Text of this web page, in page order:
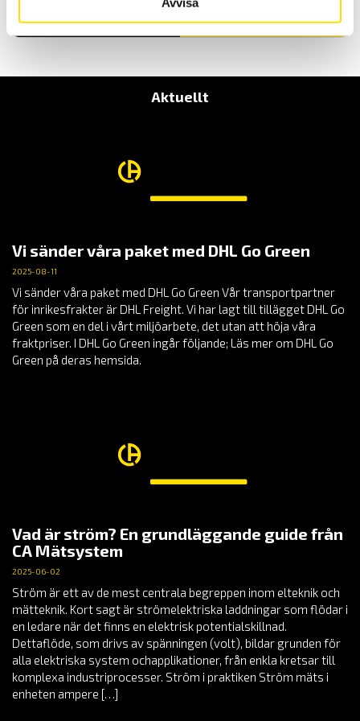
LÄS MER
Aktuellt
Vi sänder våra paket med DHL Go Green
2025-08-11
Vi sänder våra paket med DHL Go Green Vår transportpartner
för inrikesfrakter är DHL Freight. Vi har lagt till tillägget DHL Go
Green som en del i vårt miljöarbete, det utan att höja våra
fraktpriser. I DHL Go Green ingår följande; Läs mer om DHL Go
Green på deras hemsida.
Vad är ström? En grundläggande guide från
CA Mätsystem
2025-06-02
Ström är ett av de mest centrala begreppen inom elteknik och
mätteknik. Kort sagt är strömelektriska laddningar som flödar i
en ledare när det finns en elektrisk potentialskillnad.
Dettaflöde, som drivs av spänningen (volt), bildar grunden för
alla elektriska system ochapplikationer, från enkla kretsar till
komplexa industriprocesser. Ström i praktiken Ström mäts i
enheten ampere […]